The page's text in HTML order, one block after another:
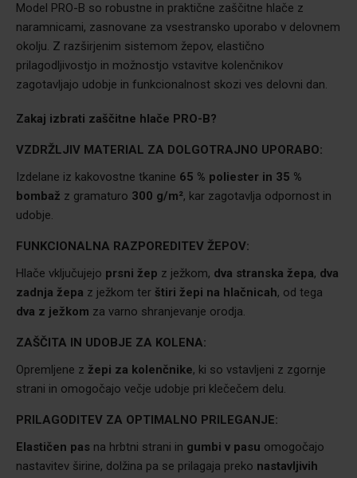
Model PRO-B so robustne in praktične zaščitne hlače z
naramnicami, zasnovane za vsestransko uporabo v delovnem
okolju. Z razširjenim sistemom žepov, elastično
prilagodljivostjo in možnostjo vstavitve kolenčnikov
zagotavljajo udobje in funkcionalnost skozi ves delovni dan.
Zakaj izbrati zaščitne hlače PRO-B?
VZDRŽLJIV MATERIAL ZA DOLGOTRAJNO UPORABO:
Izdelane iz kakovostne tkanine 65 % poliester in 35 %
bombaž z gramaturo 300 g/m², kar zagotavlja odpornost in
udobje.
FUNKCIONALNA RAZPOREDITEV ŽEPOV:
Hlače vključujejo prsni žep z ježkom, dva stranska žepa, dva
zadnja žepa z ježkom ter štiri žepi na hlačnicah, od tega
dva z ježkom za varno shranjevanje orodja.
ZAŠČITA IN UDOBJE ZA KOLENA:
Opremljene z žepi za kolenčnike, ki so vstavljeni z zgornje
strani in omogočajo večje udobje pri klečečem delu.
PRILAGODITEV ZA OPTIMALNO PRILEGANJE:
Elastičen pas na hrbtni strani in gumbi v pasu omogočajo
nastavitev širine, dolžina pa se prilagaja preko nastavljivih